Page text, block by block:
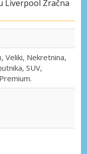
Liverpool Zračna
Veliki, Nekretnina,
SUV,